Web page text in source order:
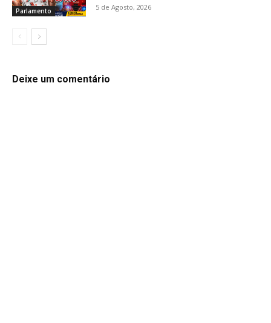
Parlamento 5 de Agosto, 2026
Deixe um comentário